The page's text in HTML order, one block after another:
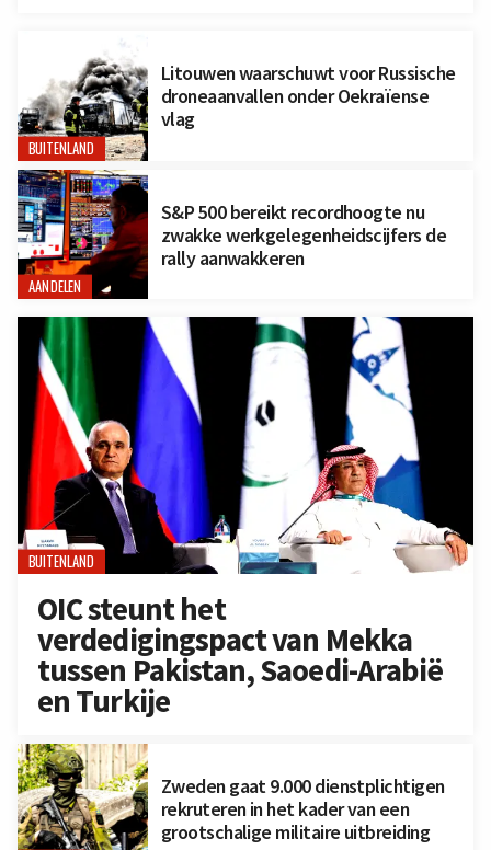
BUITENLAND
Litouwen waarschuwt voor Russische
droneaanvallen onder Oekraïense
vlag
AANDELEN
S&P 500 bereikt recordhoogte nu
zwakke werkgelegenheidscijfers de
rally aanwakkeren
BUITENLAND
OIC steunt het
verdedigingspact van Mekka
tussen Pakistan, Saoedi-Arabië
en Turkije
Zweden gaat 9.000 dienstplichtigen
rekruteren in het kader van een
grootschalige militaire uitbreiding